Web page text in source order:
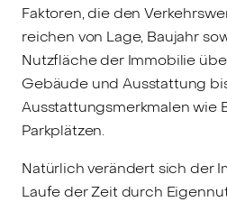
Faktoren, die den
reichen von Lage, Baujahr
Nutzfläche der Immobilie
Gebäude und Ausstattung
Ausstattungsmerkmalen wie
Parkplätzen.
Natürlich verändert sich der
Laufe der Zeit durch